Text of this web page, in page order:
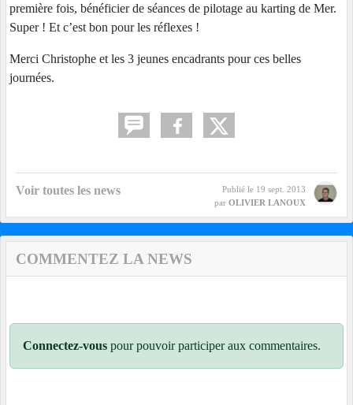
première fois, bénéficier de séances de pilotage au karting de Mer.
Super ! Et c’est bon pour les réflexes !
Merci Christophe et les 3 jeunes encadrants pour ces belles
journées.
Voir toutes les news Publié le 19 sept. 2013
par OLIVIER LANOUX
COMMENTEZ LA NEWS
Connectez-vous pour pouvoir participer aux commentaires.